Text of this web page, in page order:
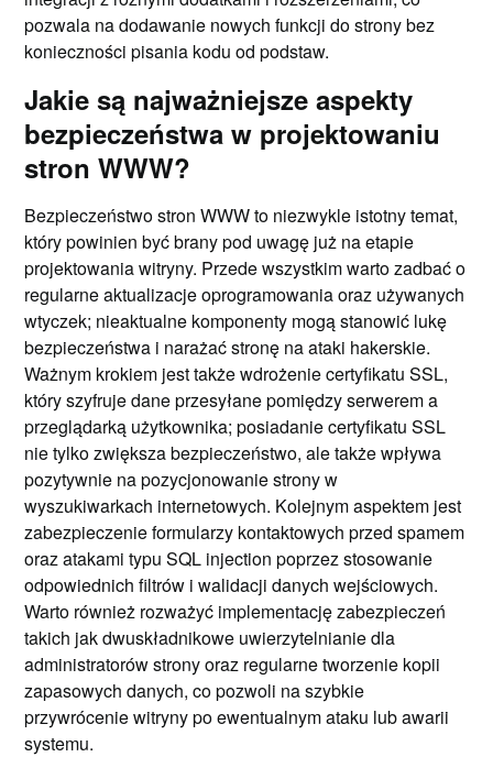
pozwala na dodawanie nowych funkcji do strony bez
konieczności pisania kodu od podstaw.
Jakie są najważniejsze aspekty
bezpieczeństwa w projektowaniu
stron WWW?
Bezpieczeństwo stron WWW to niezwykle istotny temat,
który powinien być brany pod uwagę już na etapie
projektowania witryny. Przede wszystkim warto zadbać o
regularne aktualizacje oprogramowania oraz używanych
wtyczek; nieaktualne komponenty mogą stanowić lukę
bezpieczeństwa i narażać stronę na ataki hakerskie.
Ważnym krokiem jest także wdrożenie certyfikatu SSL,
który szyfruje dane przesyłane pomiędzy serwerem a
przeglądarką użytkownika; posiadanie certyfikatu SSL
nie tylko zwiększa bezpieczeństwo, ale także wpływa
pozytywnie na pozycjonowanie strony w
wyszukiwarkach internetowych. Kolejnym aspektem jest
zabezpieczenie formularzy kontaktowych przed spamem
oraz atakami typu SQL injection poprzez stosowanie
odpowiednich filtrów i walidacji danych wejściowych.
Warto również rozważyć implementację zabezpieczeń
takich jak dwuskładnikowe uwierzytelnianie dla
administratorów strony oraz regularne tworzenie kopii
zapasowych danych, co pozwoli na szybkie
przywrócenie witryny po ewentualnym ataku lub awarii
systemu.